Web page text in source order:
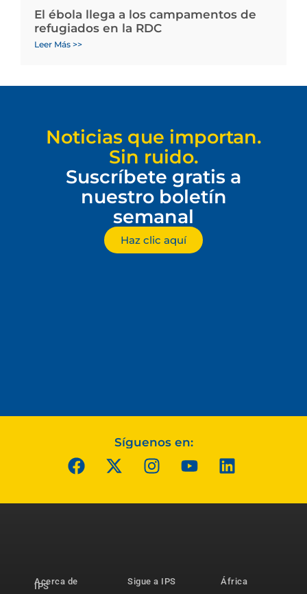
El ébola llega a los campamentos de
refugiados en la RDC
Leer Más >>
Noticias que importan.
Sin ruido.
Suscríbete gratis a
nuestro boletín
semanal
Haz clic aquí
Síguenos en:
Acerca de
IPS
Sigue a IPS
África